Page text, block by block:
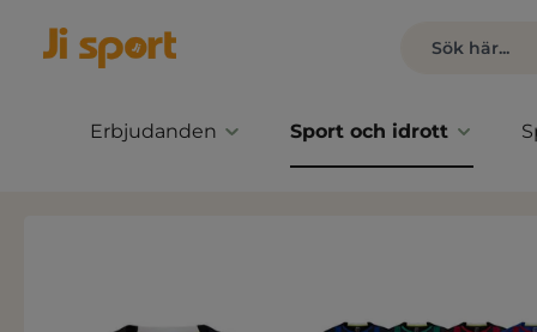
Erbjudanden Sport och idrott